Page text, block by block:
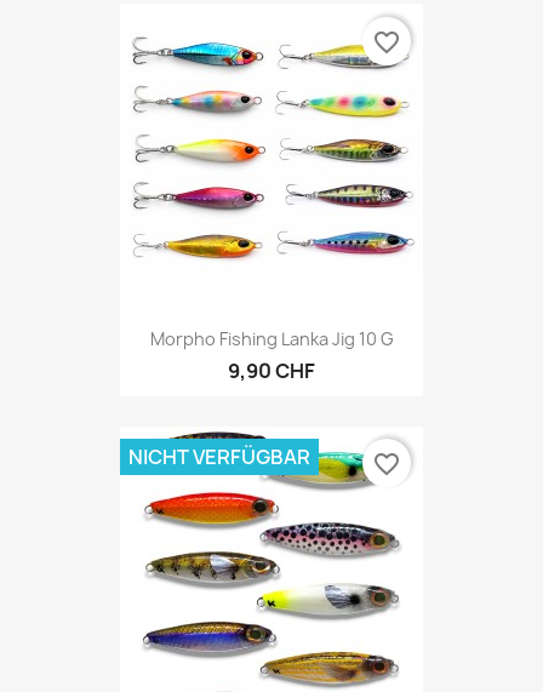
Morpho Fishing Lanka Jig 10 G
9,90 CHF
favorite_border
NICHT VERFÜGBAR favorite_border